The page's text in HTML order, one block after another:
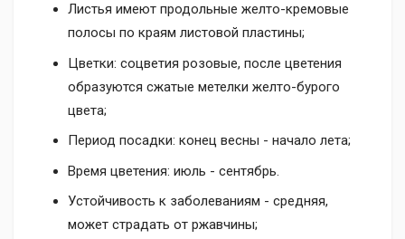
Листья имеют продольные желто-кремовые
полосы по краям листовой пластины;
Цветки: соцветия розовые, после цветения
образуются сжатые метелки желто-бурого
цвета;
Период посадки: конец весны - начало лета;
Время цветения: июль - сентябрь.
Устойчивость к заболеваниям - средняя, ​​
может страдать от ржавчины;